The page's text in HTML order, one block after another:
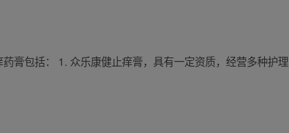
膏包括： 1. 众乐康健止痒膏，具有一定资质，经营多种护理